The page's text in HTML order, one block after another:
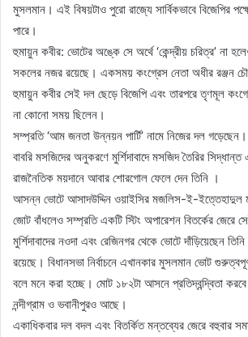
মুসলমান। এই বিষয়টাও পুরো রাজ্যে সার্বিকভাবে বিজেপির
পারে।
হুমায়ুন কবীর: ভোটের অঙ্কে সে অর্থে ‘কেন্দ্রীয় চরিত্র’ না
সকলের নজর রয়েছে। একসময় কংগ্রেস নেতা অধীর রঞ্জন
হুমায়ুন কবীর সেই দল ছেড়ে বিজেপি এবং তারপরে তৃণমূল
না কোনো সময় ছিলেন।
সম্প্রতি ‘আম জনতা উন্নয়ন পার্টি’ নামে নিজের দল
বাবরি মসজিদের অনুকরণে মুর্শিদাবাদে মসজিদ তৈরির
রাজনৈতিক ময়দানে আবার শোরগোল ফেলে দেন তিনি ।
আসন্ন ভোটে আসাদউদ্দিন ওয়াইসির মজলিস-ই-ইত্তেহাদুল
জোট বাঁধলেও সম্প্রতি একটি স্টিং অপারেশন বিতর্কের জেরে
মুর্শিদাবাদের নওদা এবং রেজিনগর থেকে ভোটে দাঁড়িয়েছেন
রয়েছে। বিধানসভা নির্বাচনে এখানকার মুসলমান ভোট
বলে মনে করা হচ্ছে। মোট ১৮২টা আসনে প্রতিদ্বন্দ্বিতা
নন্দীগ্রাম ও ভবানীপুরও আছে।
একাধিকবার দল বদল এবং বিতর্কিত মন্তব্যের জেরে বহুবার